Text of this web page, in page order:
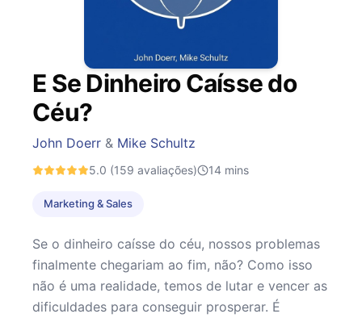
E Se Dinheiro Caísse do
Céu?
John Doerr & Mike Schultz
5.0 (159 avaliações) 14 mins
Marketing & Sales
Se o dinheiro caísse do céu, nossos problemas
finalmente chegariam ao fim, não? Como isso
não é uma realidade, temos de lutar e vencer as
dificuldades para conseguir prosperar. É